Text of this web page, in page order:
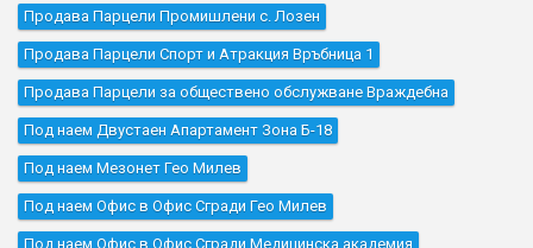
Продава Парцели Промишлени с. Лозен
Продава Парцели Спорт и Атракция Връбница 1
Продава Парцели за обществено обслужване Враждебна
Под наем Двустаен Апартамент Зона Б-18
Под наем Мезонет Гео Милев
Под наем Офис в Офис Сгради Гео Милев
Под наем Офис в Офис Сгради Медицинска академия